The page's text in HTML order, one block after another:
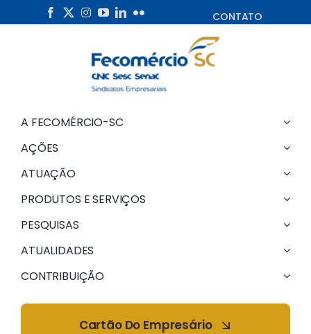
to
CONTATO
A FECOMÉRCIO-SC
AÇÕES
ATUAÇÃO
PRODUTOS E SERVIÇOS
PESQUISAS
ATUALIDADES
CONTRIBUIÇÃO
Cartão Do Empresário